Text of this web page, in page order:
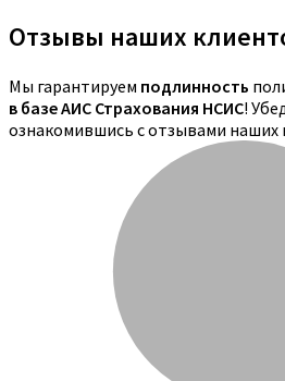
Отзывы наших
Мы гарантируем подлинность
в базе АИС Страхования НСИС!
ознакомившись с отзывами наших